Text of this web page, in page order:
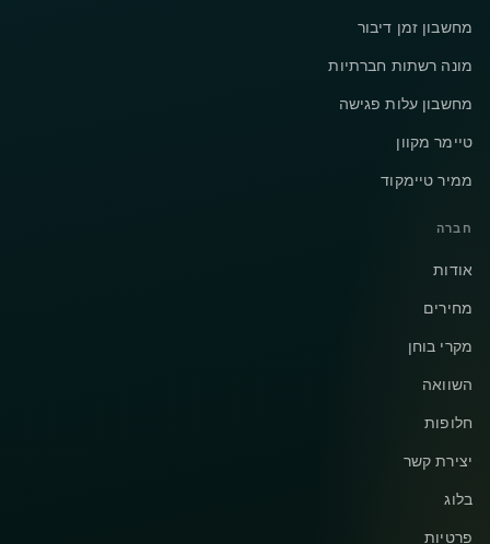
מחשבון זמן דיבור
מונה רשתות חברתיות
מחשבון עלות פגישה
טיימר מקוון
ממיר טיימקוד
חברה
אודות
מחירים
מקרי בוחן
השוואה
חלופות
יצירת קשר
בלוג
פרטיות